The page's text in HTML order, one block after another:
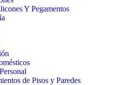
Y Pegamentos
de Pisos y Paredes